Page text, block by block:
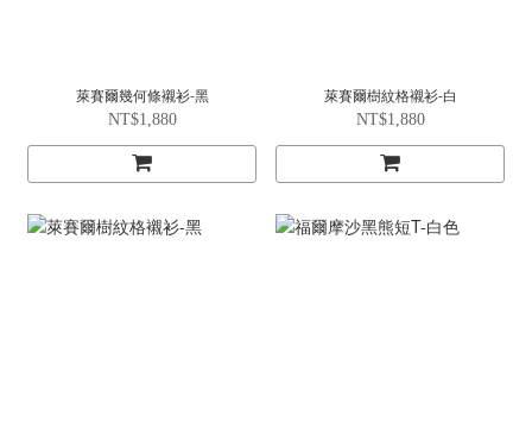
萊賽爾幾何條襯衫-黑
NT$1,880
萊賽爾樹紋格襯衫-白
NT$1,880